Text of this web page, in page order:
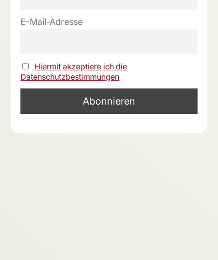
E-Mail-Adresse
Hiermit akzeptiere ich die
Datenschutzbestimmungen